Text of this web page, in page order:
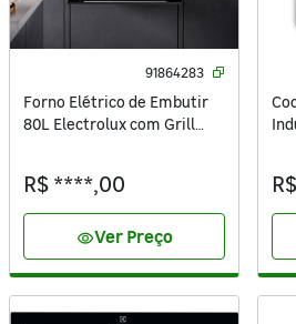
91864283
Forno Elétrico de Embutir
80L Electrolux com Grill
220V
R$ ****,00
visibilityVer Preço